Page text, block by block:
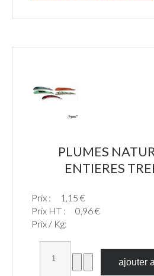
PLUMES
ENTIERES
Prix :
1,15 €
Prix HT :
0,96 €
Prix / Kg: